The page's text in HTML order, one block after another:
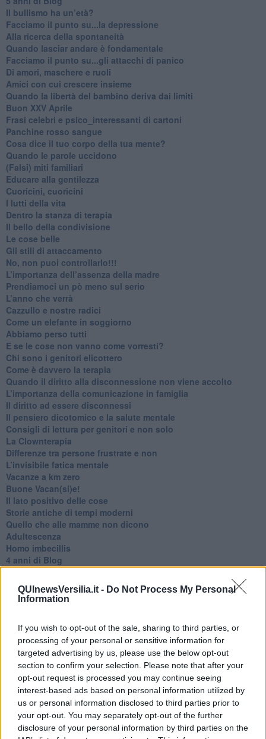
QUInewsVersilia.it - Do Not Process My Personal
Information
If you wish to opt-out of the sale, sharing to third parties, or
processing of your personal or sensitive information for
targeted advertising by us, please use the below opt-out
section to confirm your selection. Please note that after your
opt-out request is processed you may continue seeing
interest-based ads based on personal information utilized by
us or personal information disclosed to third parties prior to
your opt-out. You may separately opt-out of the further
disclosure of your personal information by third parties on the
​Il bullismo ha un’età?
Facciamo il punto su...la depressione
​Alla ricerca della spontaneità
​Quando lasciar andare è fondamentale
Facciamo il punto su...gli attacchi di panico
Di amori, maschere e ruoli
​Amici con cui crescere insieme
​Quando la libertà del bambino deriva dai limiti
Buon XXV Aprile
​Frasi celebri e psico_interessanti di cartoni
​Panchine rosso sangue
​Cosa dice il tuo corpo della tua mente?
​Quando le parole uccidono
​(Falsi) miti familiari
​Educare alla gentilezza
​Cuoricini, cuoricini
I lutti della vita
​Dentro la stanza di terapia
​Il bello della condivisione
Le cose belle
​Gli stili di attaccamento
No, non puoi controllarlo!!!
​L’importanza dell’assenza della madre
​Prendiamoci un pò meno sul serio
​L’anno che verrà
​Cazzullo e nostre radici
​Come un elefante in soggiorno
​Abbiamo perso tutti
E se le cose non vanno come vorresti?
​Chi sono i genitori elicottero
Come è davvero la terapia
Quando il diritto alla disconnessione non viene accolto
​L’importanza della comunicazione in famiglia
​Il diritto ad essere disconnessi
​Il pensiero dicotomico e la salute mentale
​Consigli di lettura per genitori e non solo
​La Clownterapia
​Differenze tra persone frustrate e non
L’invisibile fatica mentale
Vacanze a km zero
​Buone Vacan(si)e!
​Il lato positivo delle cose
​Storie antiche di tempi moderni
​Quello che alle mamme non dicono
Adultescenza
Homo imbecillis
​4 anni di Blog
Quando il silenzio è aggressivo
​Il passato, questo conosciuto!
​Clima ballerino e sbalzi d’umore
Non hanno un amico a teatro​
​Tutta una questione di rispetto
​Cose che ci esauriscono
​Vespa che passione!
​Lasciate ai vostri figli il diritto di piangere
​Parole d’amore regalate al vento
​Essere genitori di un adolescente
​Saper pazientare
​Giornata del Fiocchetto Lilla